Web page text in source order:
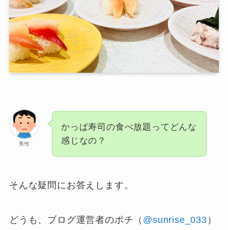
男性
かっぱ寿司の食べ放題ってどんな
感じなの？
そんな疑問にお答えします。
どうも、ブログ運営者のポチ（ @sunrise_033 ）